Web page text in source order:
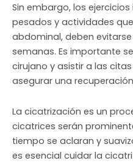
Sin embargo, los
pesados y actividades
abdominal, deben
semanas. Es importante
cirujano y asistir a las
asegurar una
La cicatrización es un
cicatrices serán
tiempo se aclaran y
es esencial cuidar la